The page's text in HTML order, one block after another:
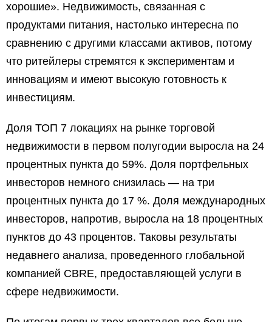
хорошие». Недвижимость, связанная с
продуктами питания, настолько интересна по
сравнению с другими классами активов, потому
что ритейлеры стремятся к экспериментам и
инновациям и имеют высокую готовность к
инвестициям.
Доля ТОП 7 локациях на рынке торговой
недвижимости в первом полугодии выросла на 24
процентных пункта до 59%. Доля портфельных
инвесторов немного снизилась — на три
процентных пункта до 17 %. Доля международных
инвесторов, напротив, выросла на 18 процентных
пунктов до 43 процентов. Таковы результаты
недавнего анализа, проведенного глобальной
компанией CBRE, предоставляющей услуги в
сфере недвижимости.